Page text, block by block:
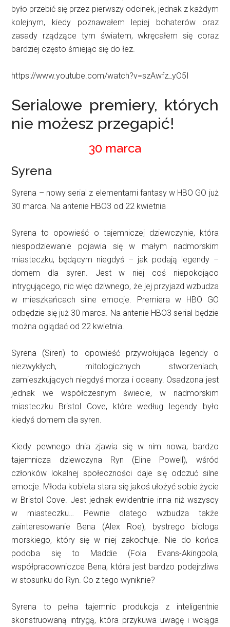
było przebić się przez pierwszy odcinek, jednak z każdym
kolejnym, kiedy poznawałem lepiej bohaterów oraz
zasady rządzące tym światem, wkręcałem się coraz
bardziej często śmiejąc się do łez.
https://www.youtube.com/watch?v=szAwfz_yO5I
Serialowe premiery, których
nie możesz przegapić!
30 marca
Syrena
Syrena – nowy serial z elementami fantasy w HBO GO już
30 marca. Na antenie HBO3 od 22 kwietnia
Syrena to opowieść o tajemniczej dziewczynie, która
niespodziewanie pojawia się w małym nadmorskim
miasteczku, będącym niegdyś – jak podają legendy –
domem dla syren. Jest w niej coś niepokojąco
intrygującego, nic więc dziwnego, że jej przyjazd wzbudza
w mieszkańcach silne emocje. Premiera w HBO GO
odbędzie się już 30 marca. Na antenie HBO3 serial będzie
można oglądać od 22 kwietnia.
Syrena (Siren) to opowieść przywołująca legendy o
niezwykłych, mitologicznych stworzeniach,
zamieszkujących niegdyś morza i oceany. Osadzona jest
jednak we współczesnym świecie, w nadmorskim
miasteczku Bristol Cove, które według legendy było
kiedyś domem dla syren.
Kiedy pewnego dnia zjawia się w nim nowa, bardzo
tajemnicza dziewczyna Ryn (Eline Powell), wśród
członków lokalnej społeczności daje się odczuć silne
emocje. Młoda kobieta stara się jakoś ułożyć sobie życie
w Bristol Cove. Jest jednak ewidentnie inna niż wszyscy
w miasteczku… Pewnie dlatego wzbudza także
zainteresowanie Bena (Alex Roe), bystrego biologa
morskiego, który się w niej zakochuje. Nie do końca
podoba się to Maddie (Fola Evans-Akingbola,
współpracowniczce Bena, która jest bardzo podejrzliwa
w stosunku do Ryn. Co z tego wyniknie?
Syrena to pełna tajemnic produkcja z inteligentnie
skonstruowaną intrygą, która przykuwa uwagę i wciąga